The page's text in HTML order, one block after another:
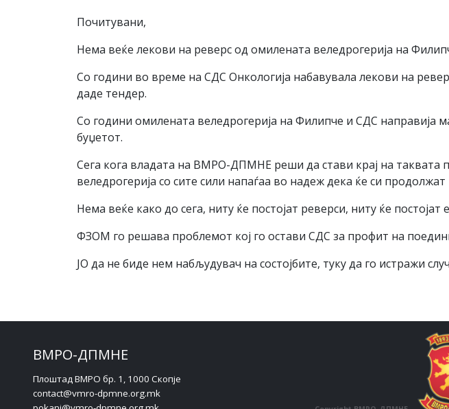
Почитувани,
Нема веќе лекови на реверс од омилената веледрогерија на
Со години во време на СДС Онкологија набавувала лекови на
даде тендер.
Со години омилената веледрогерија на Филипче и СДС направија
буџетот.
Сега кога владата на ВМРО-ДПМНЕ реши да стави крај на таквата
веледрогерија со сите сили напаѓаа во надеж дека ќе си продолжат
Нема веќе како до сега, ниту ќе постојат реверси, ниту ќе
ФЗОМ го решава проблемот кој го остави СДС за профит на
ЈО да не биде нем набљудувач на состојбите, туку да го истражи
ВМРО-ДПМНЕ
Плоштад ВМРО бр. 1, 1000 Скопје
contact@vmro-dpmne.org.mk